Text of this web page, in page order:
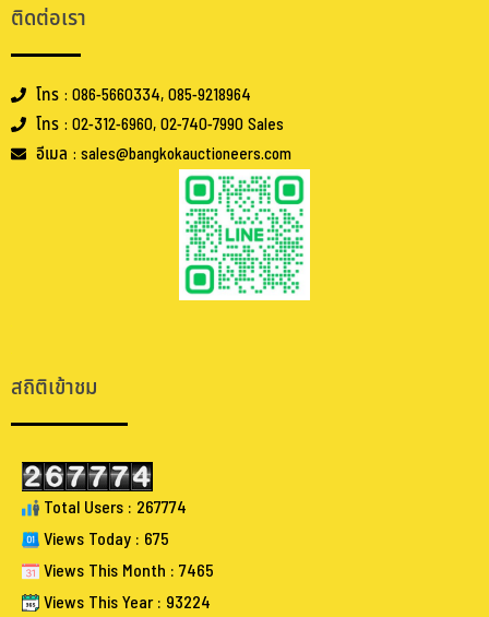
ติดต่อเรา
โทร : 086-5660334, 085-9218964
โทร : 02-312-6960, 02-740-7990 Sales
อีเมล : sales@bangkokauctioneers.com
สถิติเข้าชม
Total Users : 267774
Views Today : 675
Views This Month : 7465
Views This Year : 93224